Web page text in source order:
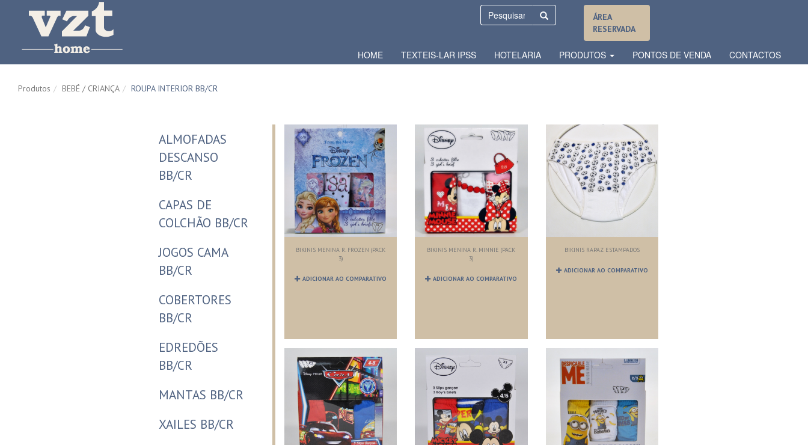
ÁREA
RESERVADA
HOME TEXTEIS-LAR IPSS HOTELARIA PRODUTOS PONTOS DE VENDA CONTACTOS
Produtos BEBÉ / CRIANÇA ROUPA INTERIOR BB/CR
ALMOFADAS
DESCANSO
BB/CR
CAPAS DE
COLCHÃO BB/CR
JOGOS CAMA
BB/CR
COBERTORES
BB/CR
EDREDÕES
BB/CR
MANTAS BB/CR
XAILES BB/CR
BIKINIS MENINA R. FROZEN (PACK
3)
ADICIONAR AO COMPARATIVO
BIKINIS MENINA R. MINNIE (PACK
3)
ADICIONAR AO COMPARATIVO
BIKINIS RAPAZ ESTAMPADOS
ADICIONAR AO COMPARATIVO